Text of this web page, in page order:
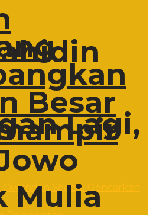
Besar
Lagi,
Mulia